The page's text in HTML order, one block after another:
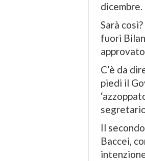
dicembre.
Sarà
fuori
C’è da
piedi il
Il
Baccei,